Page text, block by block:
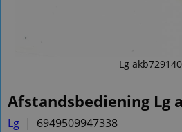
Lg
Afstandsbediening Lg
Lg 6949509947338